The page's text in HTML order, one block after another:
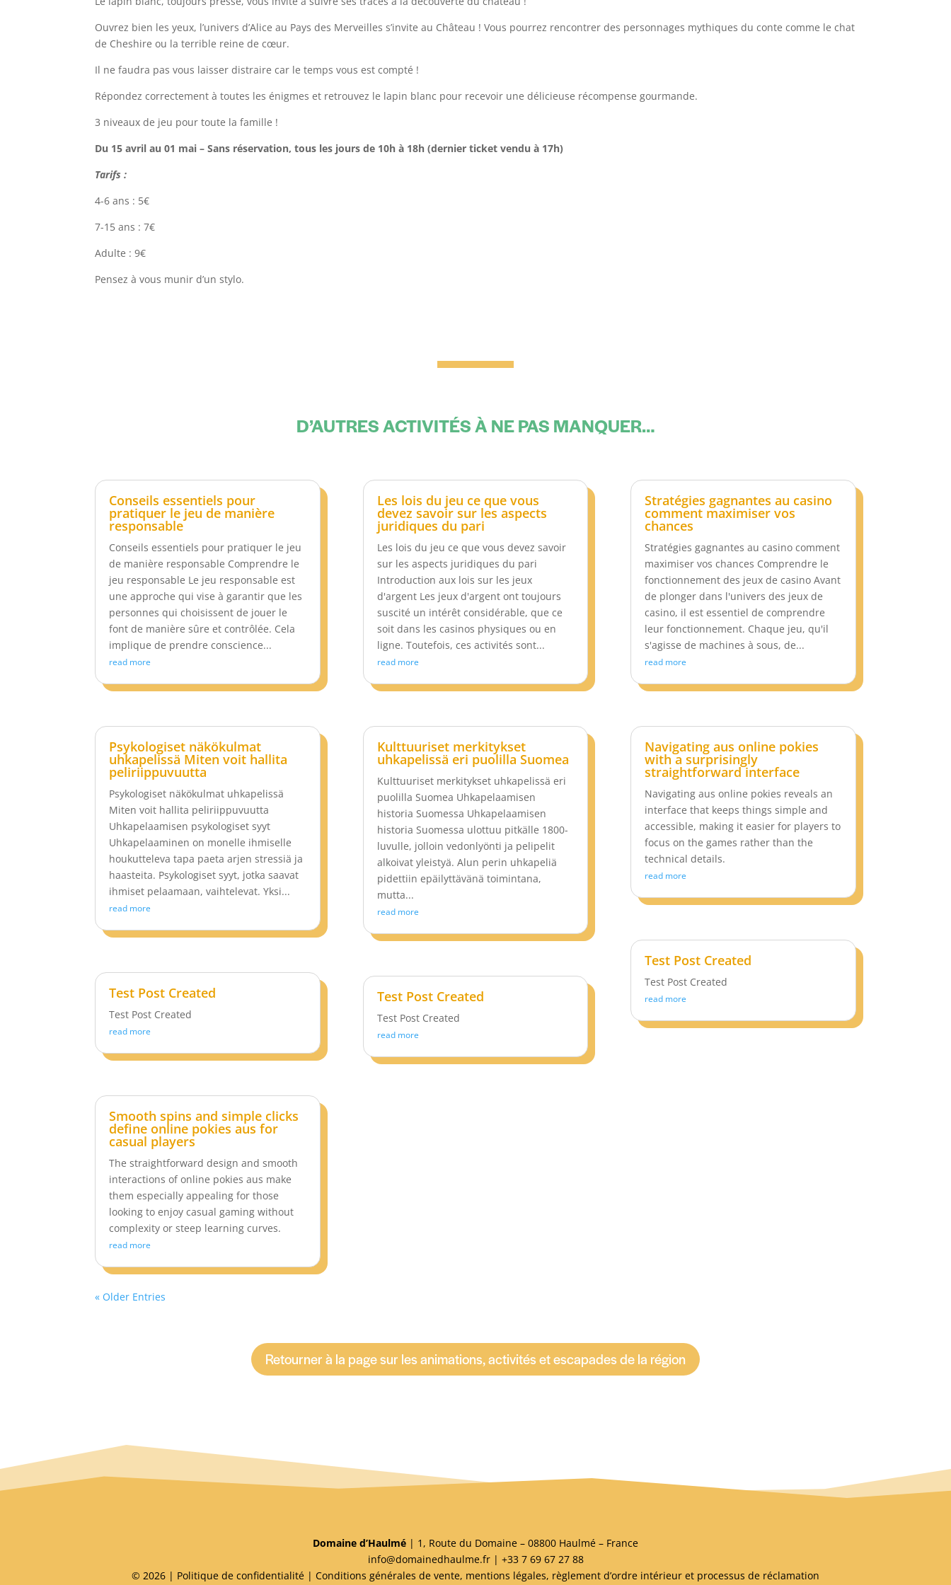
Ouvrez bien les yeux, l’univers d’Alice au Pays des Merveilles s’invite au Château ! Vous pourrez rencontrer des personnages mythiques du conte comme le chat
de Cheshire ou la terrible reine de cœur.
Il ne faudra pas vous laisser distraire car le temps vous est compté !
Répondez correctement à toutes les énigmes et retrouvez le lapin blanc pour recevoir une délicieuse récompense gourmande.
3 niveaux de jeu pour toute la famille !
Du 15 avril au 01 mai – Sans réservation, tous les jours de 10h à 18h (dernier ticket vendu à 17h)
Tarifs :
4-6 ans : 5€
7-15 ans : 7€
Adulte : 9€
Pensez à vous munir d’un stylo.
D’AUTRES ACTIVITÉS À NE PAS MANQUER…
Conseils essentiels pour
pratiquer le jeu de manière
responsable
Conseils essentiels pour pratiquer le jeu
de manière responsable Comprendre le
jeu responsable Le jeu responsable est
une approche qui vise à garantir que les
personnes qui choisissent de jouer le
font de manière sûre et contrôlée. Cela
implique de prendre conscience...
read more
Psykologiset näkökulmat
uhkapelissä Miten voit hallita
peliriippuvuutta
Psykologiset näkökulmat uhkapelissä
Miten voit hallita peliriippuvuutta
Uhkapelaamisen psykologiset syyt
Uhkapelaaminen on monelle ihmiselle
houkutteleva tapa paeta arjen stressiä ja
haasteita. Psykologiset syyt, jotka saavat
ihmiset pelaamaan, vaihtelevat. Yksi...
read more
Test Post Created
Test Post Created
read more
Smooth spins and simple clicks
define online pokies aus for
casual players
The straightforward design and smooth
interactions of online pokies aus make
them especially appealing for those
looking to enjoy casual gaming without
complexity or steep learning curves.
read more
Les lois du jeu ce que vous
devez savoir sur les aspects
juridiques du pari
Les lois du jeu ce que vous devez savoir
sur les aspects juridiques du pari
Introduction aux lois sur les jeux
d'argent Les jeux d'argent ont toujours
suscité un intérêt considérable, que ce
soit dans les casinos physiques ou en
ligne. Toutefois, ces activités sont...
read more
Kulttuuriset merkitykset
uhkapelissä eri puolilla Suomea
Kulttuuriset merkitykset uhkapelissä eri
puolilla Suomea Uhkapelaamisen
historia Suomessa Uhkapelaamisen
historia Suomessa ulottuu pitkälle 1800-
luvulle, jolloin vedonlyönti ja pelipelit
alkoivat yleistyä. Alun perin uhkapeliä
pidettiin epäilyttävänä toimintana,
mutta...
read more
Test Post Created
Test Post Created
read more
Stratégies gagnantes au casino
comment maximiser vos
chances
Stratégies gagnantes au casino comment
maximiser vos chances Comprendre le
fonctionnement des jeux de casino Avant
de plonger dans l'univers des jeux de
casino, il est essentiel de comprendre
leur fonctionnement. Chaque jeu, qu'il
s'agisse de machines à sous, de...
read more
Navigating aus online pokies
with a surprisingly
straightforward interface
Navigating aus online pokies reveals an
interface that keeps things simple and
accessible, making it easier for players to
focus on the games rather than the
technical details.
read more
Test Post Created
Test Post Created
read more
« Older Entries
Retourner à la page sur les animations, activités et escapades de la région
Domaine d’Haulmé | 1, Route du Domaine – 08800 Haulmé – France
info@domainedhaulme.fr| +33 7 69 67 27 88
© 2026 | Politique de confidentialité | Conditions générales de vente, mentions légales, règlement d’ordre intérieur et processus de réclamation